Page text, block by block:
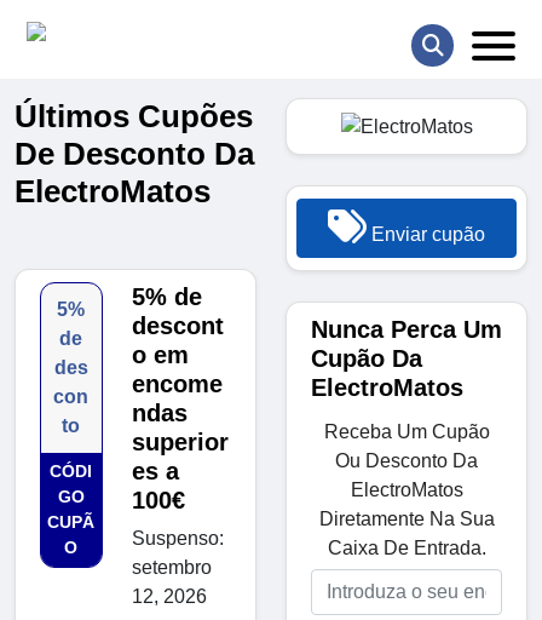
Últimos Cupões
De Desconto Da
ElectroMatos
5%
de
des
con
to
CÓDI
GO
CUPÃ
O
5% de
descont
o em
encome
ndas
superior
es a
100€
Suspenso:
setembro
12, 2026
Enviar cupão
Nunca Perca Um
Cupão Da
ElectroMatos
Receba Um Cupão
Ou Desconto Da
ElectroMatos
Diretamente Na Sua
Caixa De Entrada.